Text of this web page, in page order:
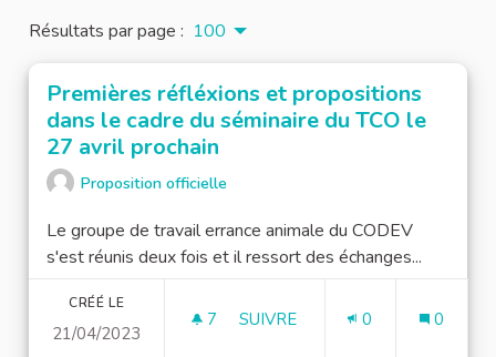
Résultats par page : 100
Premières réfléxions et propositions
dans le cadre du séminaire du TCO le
27 avril prochain
Proposition officielle
Le groupe de travail errance animale du CODEV
s'est réunis deux fois et il ressort des échanges...
CRÉÉ LE
21/04/2023
7 7 ABONNÉS
SUIVRE 0 0